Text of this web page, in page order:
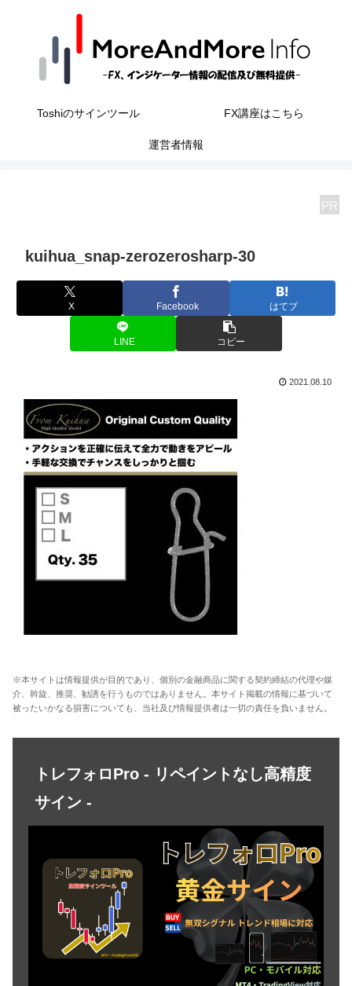
Toshiのサインツール FX講座はこちら
運営者情報
PR
kuihua_snap-zerozerosharp-30
X Facebook はてブ
LINE コピー
2021.08.10
※本サイトは情報提供が目的であり、個別の金融商品に関する契約締結の代理や媒
介、斡旋、推奨、勧誘を行うものではありません。本サイト掲載の情報に基づいて
被ったいかなる損害についても、当社及び情報提供者は一切の責任を負いません。
トレフォロPro - リペイントなし高精度
サイン -